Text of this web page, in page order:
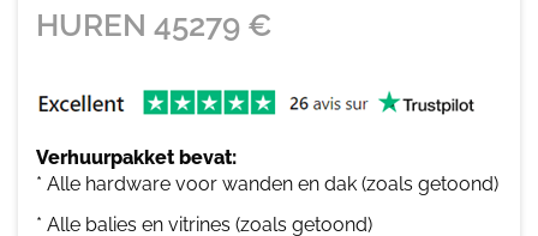
HUREN 45279 €
Verhuurpakket bevat:
* Alle hardware voor wanden en dak (zoals getoond)
* Alle balies en vitrines (zoals getoond)